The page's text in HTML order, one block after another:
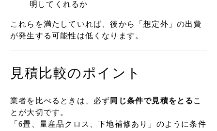
明してくれるか
これらを満たしていれば、後から「想定外」の出費
が発生する可能性は低くなります。
見積比較のポイント
業者を比べるときは、必ず 同じ条件で見積をとる こ
とが大切です。
「6畳、量産品クロス、下地補修あり」のように条件